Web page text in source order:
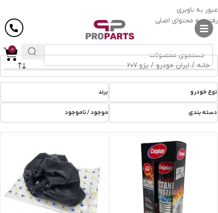
عبور به ناوبری
رفتن به محتوای اصلی
ارسال رایگان
0
خانه/ ایران خودرو/ پژو 207
نوع خودرو برند
دسته بندی موجود / ناموجود